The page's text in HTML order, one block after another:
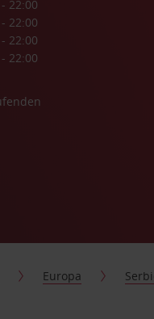
22:00
22:00
22:00
22:00
Europa